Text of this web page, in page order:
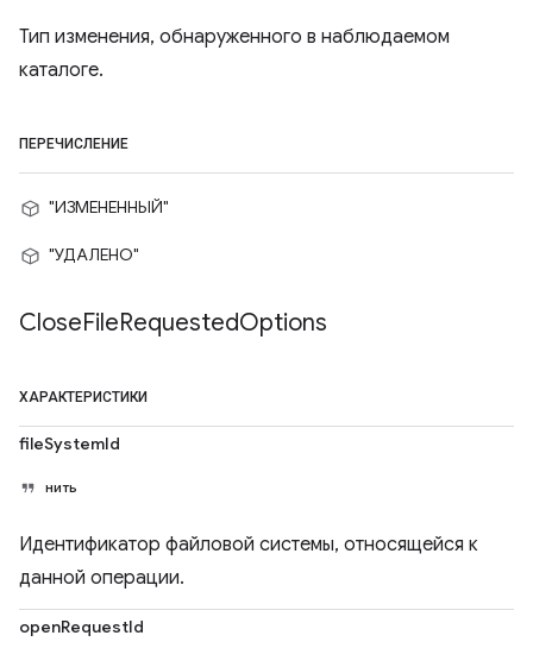
Тип изменения, обнаруженного в наблюдаемом
каталоге.
ПЕРЕЧИСЛЕНИЕ
"ИЗМЕНЕННЫЙ"
"УДАЛЕНО"
CloseFileRequestedOptions
ХАРАКТЕРИСТИКИ
fileSystemId
нить
Идентификатор файловой системы, относящейся к
данной операции.
openRequestId